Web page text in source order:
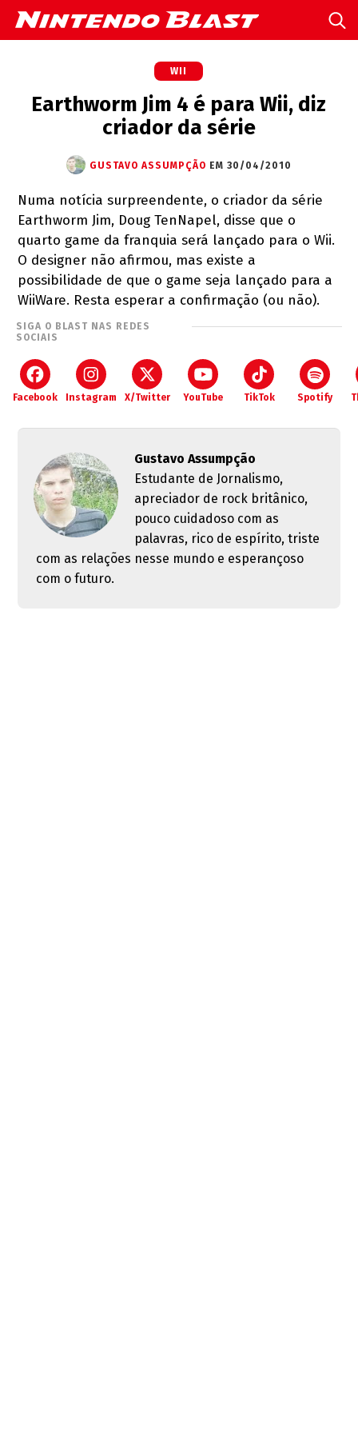
WII
Earthworm Jim 4 é para Wii, diz
criador da série
GUSTAVO ASSUMPÇÃO EM 30/04/2010
Numa notícia surpreendente, o criador da série
Earthworm Jim, Doug TenNapel, disse que o
quarto game da franquia será lançado para o Wii.
O designer não afirmou, mas existe a
possibilidade de que o game seja lançado para a
WiiWare. Resta esperar a confirmação (ou não).
SIGA O BLAST NAS REDES
SOCIAIS
Facebook Instagram X/Twitter YouTube TikTok Spotify
Gustavo Assumpção
Estudante de Jornalismo,
apreciador de rock britânico,
pouco cuidadoso com as
palavras, rico de espírito, triste
com as relações nesse mundo e esperançoso
com o futuro.